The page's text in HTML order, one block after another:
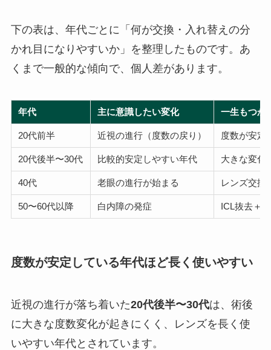
下の表は、年代ごとに「何が交換・入れ替えの分
かれ目になりやすいか」を整理したものです。あ
くまで一般的な傾向で、個人差があります。
年代 主に意識したい変化 一生もつか
20代前半 近視の進行（度数の戻り） 度数が安定
20代後半〜30代 比較的安定しやすい年代 大きな変化
40代 老眼の進行が始まる レンズ交換
50〜60代以降 白内障の発症 ICL抜去＋
度数が安定している年代ほど長く使いやすい
近視の進行が落ち着いた20代後半〜30代は、術後
に大きな度数変化が起きにくく、レンズを長く使
いやすい年代とされています。